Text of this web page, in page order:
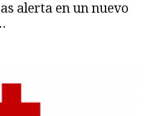
alerta en un nuevo